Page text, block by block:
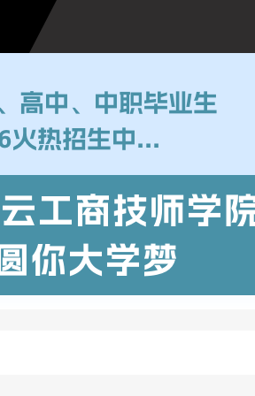
高中、中职毕业生
火热招生中...
工商技师学
你大学梦